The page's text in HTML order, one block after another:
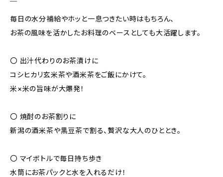
毎日の水分補給やホッと一息つきたい時はもちろん、
お茶の風味を活かしたお料理のベースとしても大活躍します。
〇 出汁代わりのお茶漬けに
コシヒカリ玄米茶や酒米茶をご飯にかけて。
米×米の旨味が大爆発！
〇 焼酎のお茶割りに
新潟の酒米茶や黒豆茶で割る、贅沢な大人のひととき。
〇 マイボトルで毎日持ち歩き
水筒にお茶パックと水を入れるだけ！